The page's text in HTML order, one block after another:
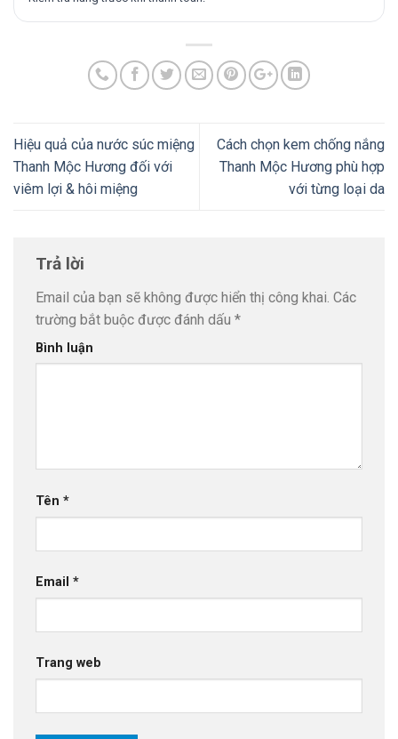
Hiệu quả của nước súc miệng
Thanh Mộc Hương đối với
viêm lợi & hôi miệng
Cách chọn kem chống nắng
Thanh Mộc Hương phù hợp
với từng loại da
Trả lời
Email của bạn sẽ không được hiển thị công khai. Các
trường bắt buộc được đánh dấu *
Bình luận
Tên *
Email *
Trang web